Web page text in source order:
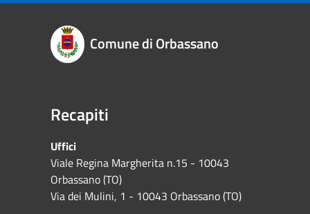
Comune di Orbassano
Recapiti
Uffici
Viale Regina Margherita n.15 - 10043
Orbassano (TO)
Via dei Mulini, 1 - 10043 Orbassano (TO)